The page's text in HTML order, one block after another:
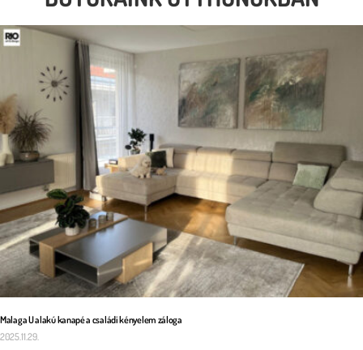
Malaga U alakú kanapé a családi kényelem záloga
2025.11.29.